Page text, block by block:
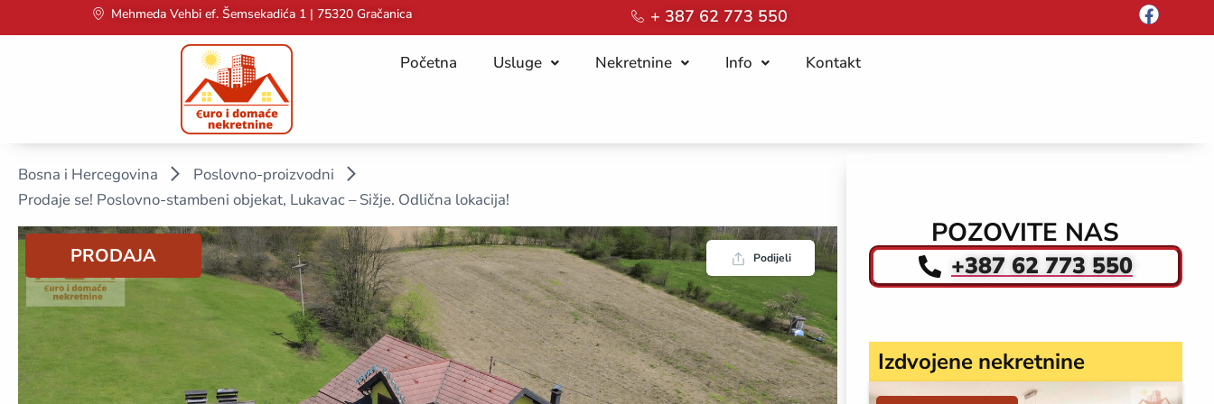
Mehmeda Vehbi ef. Šemsekadića 1 | 75320 Gračanica + 387 62 773 550
Početna Usluge Nekretnine Info Kontakt
Bosna i Hercegovina
Poslovno-proizvodni
Prodaje se! Poslovno-stambeni objekat, Lukavac – Sižje. Odlična lokacija!
PRODAJA Podijeli
POZOVITE NAS
+387 62 773 550
Izdvojene nekretnine